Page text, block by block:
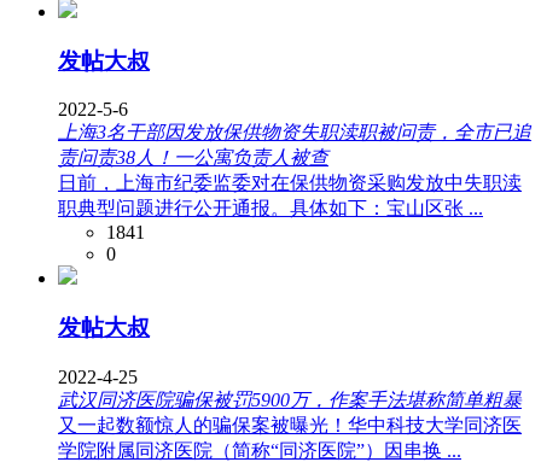
发帖大叔
2022-5-6
上海3名干部因发放保供物资失职渎职被问责，全市已追
责问责38人！一公寓负责人被查
日前，上海市纪委监委对在保供物资采购发放中失职渎
职典型问题进行公开通报。具体如下：宝山区张 ...
1841
0
发帖大叔
2022-4-25
武汉同济医院骗保被罚5900万，作案手法堪称简单粗暴
又一起数额惊人的骗保案被曝光！华中科技大学同济医
学院附属同济医院（简称“同济医院”）因串换 ...